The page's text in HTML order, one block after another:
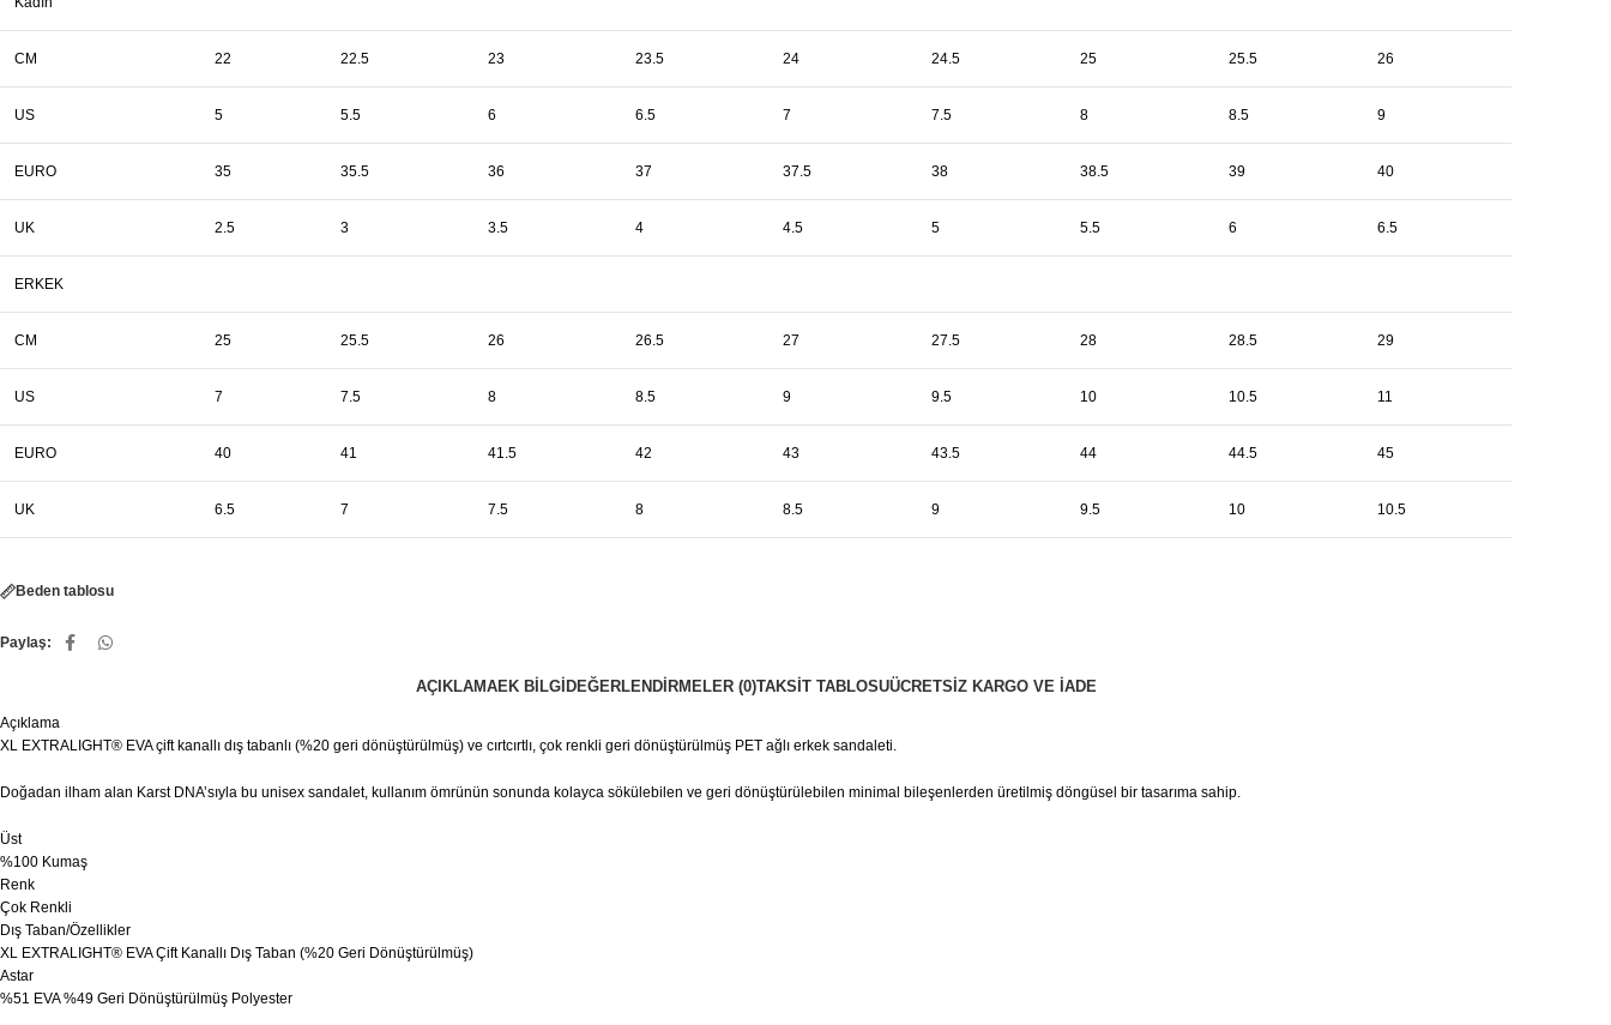
CM 22 22.5 23 23.5 24 24.5 25 25.5 26
US 5 5.5 6 6.5 7 7.5 8 8.5 9
EURO 35 35.5 36 37 37.5 38 38.5 39 40
UK 2.5 3 3.5 4 4.5 5 5.5 6 6.5
ERKEK
CM 25 25.5 26 26.5 27 27.5 28 28.5 29
US 7 7.5 8 8.5 9 9.5 10 10.5 11
EURO 40 41 41.5 42 43 43.5 44 44.5 45
UK 6.5 7 7.5 8 8.5 9 9.5 10 10.5
Beden tablosu
Paylaş:
AÇIKLAMAEK BILGIDEĞERLENDIRMELER (0)TAKSIT TABLOSUÜCRETSIZ KARGO VE İADE
Açıklama
XL EXTRALIGHT® EVA çift kanallı dış tabanlı (%20 geri dönüştürülmüş) ve cırtcırtlı, çok renkli geri dönüştürülmüş PET ağlı erkek sandaleti.
Doğadan ilham alan Karst DNA’sıyla bu unisex sandalet, kullanım ömrünün sonunda kolayca sökülebilen ve geri dönüştürülebilen minimal bileşenlerden üretilmiş döngüsel bir tasarıma sahip.
Üst
%100 Kumaş
Renk
Çok Renkli
Dış Taban/Özellikler
XL EXTRALIGHT® EVA Çift Kanallı Dış Taban (%20 Geri Dönüştürülmüş)
Astar
%51 EVA %49 Geri Dönüştürülmüş Polyester